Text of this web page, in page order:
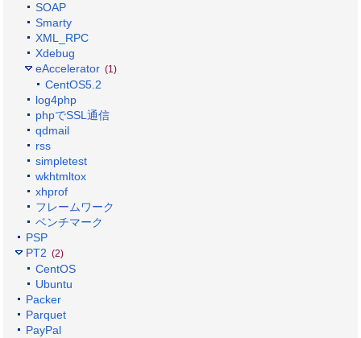
SOAP
Smarty
XML_RPC
Xdebug
eAccelerator (1)
CentOS5.2
log4php
phpでSSL通信
qdmail
rss
simpletest
wkhtmltox
xhprof
フレームワーク
ベンチマーク
PSP
PT2 (2)
CentOS
Ubuntu
Packer
Parquet
PayPal